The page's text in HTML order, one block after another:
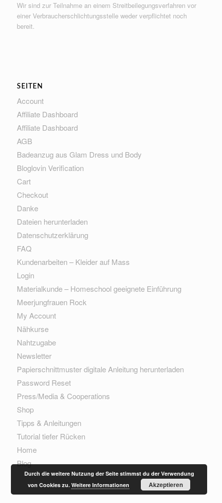
Wir sind zur Teilnahme an einem Streitbeilegungsverfahren vor
einer Verbraucherschlichtungsstelle weder verpflichtet noch
bereit.
SEITEN
Account
Affiliate Dashboard
Affiliate Dashboard
AGB
Badeanzug aus Glam Dress und Body
Bloglovin Verification
Cart
Checkout
Danke
Dateien herunterladen
Datenschutzerklärung
FAQ
Kundenarbeiten – Kleider auf Mass
Login
Materialkunde – Homeschool geeignete Einführung
Meerjungfrauen Rock
My Account
Nähkurse
Nahtzugabe
Newsletter
Papierschnittmuster digitale Anleitung herunterladen
Password Reset
Press/Media & Cooperations
Shop
Tipps & Anleitungen
Tutorial tiefer Rücken
Home
Blog
Durch die weitere Nutzung der Seite stimmst du der Verwendung
von Cookies zu.Weitere Informationen Akzeptieren